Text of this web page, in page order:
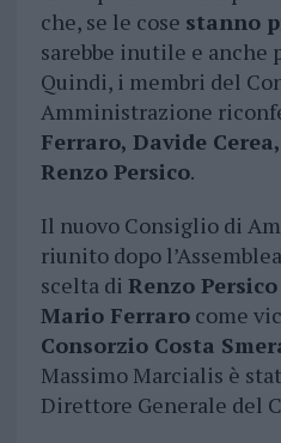
che, se le cose stanno
sarebbe inutile e anche
Quindi, i membri del
Amministrazione
Ferraro, Davide
Renzo Persico.
Il nuovo Consiglio di
riunito dopo
scelta di Renzo Persico
Mario Ferrarocome
Consorzio Costa
Massimo Marcialis è
Direttore Generale del